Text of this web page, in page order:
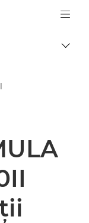
Logo, back to